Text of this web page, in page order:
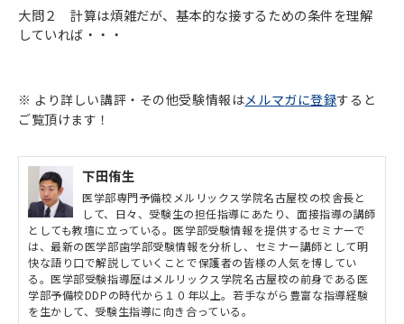
大問２ 計算は煩雑だが、基本的な接するための条件を理解
していれば・・・
※ より詳しい講評・その他受験情報はメルマガに登録すると
ご覧頂けます！
下田侑生
医学部専門予備校メルリックス学院名古屋校の校舎長と
して、日々、受験生の担任指導にあたり、面接指導の講師
としても教壇に立っている。医学部受験情報を提供するセミナーで
は、最新の医学部歯学部受験情報を分析し、セミナー講師として明
快な語り口で解説していくことで保護者の皆様の人気を博してい
る。医学部受験指導歴はメルリックス学院名古屋校の前身である医
学部予備校DDPの時代から１０年以上。若手ながら豊富な指導経験
を生かして、受験生指導に向き合っている。